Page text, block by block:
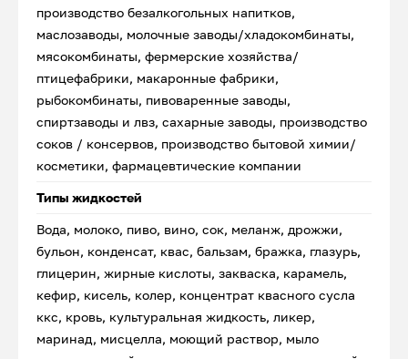
производство безалкогольных напитков,
маслозаводы, молочные заводы/хладокомбинаты,
мясокомбинаты, фермерские хозяйства/
птицефабрики, макаронные фабрики,
рыбокомбинаты, пивоваренные заводы,
спиртзаводы и лвз, сахарные заводы, производство
соков / консервов, производство бытовой химии/
косметики, фармацевтические компании
Типы жидкостей
Вода, молоко, пиво, вино, сок, меланж, дрожжи,
бульон, конденсат, квас, бальзам, бражка, глазурь,
глицерин, жирные кислоты, закваска, карамель,
кефир, кисель, колер, концентрат квасного сусла
ккс, кровь, культуральная жидкость, ликер,
маринад, мисцелла, моющий раствор, мыло